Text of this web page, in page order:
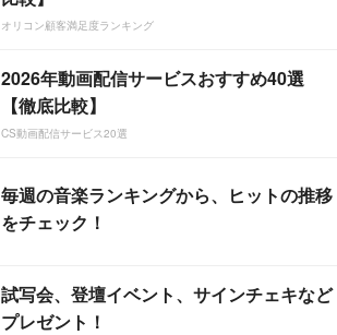
オリコン顧客満足度ランキング
2026年動画配信サービスおすすめ40選
【徹底比較】
CS動画配信サービス20選
毎週の音楽ランキングから、ヒットの推移
をチェック！
試写会、登壇イベント、サインチェキなど
プレゼント！